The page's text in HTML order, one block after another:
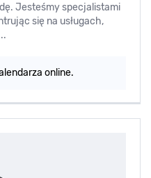
Jesteśmy specjalistami
się na usługach,
online.